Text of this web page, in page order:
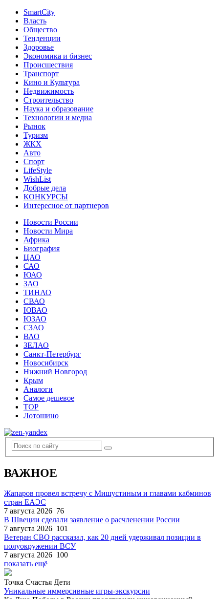
SmartCity
Власть
Общество
Тенденции
Здоровье
Экономика и бизнес
Происшествия
Транспорт
Кино и Культура
Недвижимость
Строительство
Наука и образование
Технологии и медиа
Рынок
Туризм
ЖКХ
Авто
Спорт
LifeStyle
WishList
Добрые дела
КОНКУРСЫ
Интересное от партнеров
Новости России
Новости Мира
Африка
Биография
ЦАО
САО
ЮАО
ЗАО
ТИНАО
СВАО
ЮВАО
ЮЗАО
СЗАО
ВАО
ЗЕЛАО
Санкт-Петербург
Новосибирск
Нижний Новгород
Крым
Аналоги
Самое дешевое
TOP
Лотошино
ВАЖНОЕ
Жапаров провел встречу с Мишустиным и главами кабминов
стран ЕАЭС
7 августа 2026 76
В Швеции сделали заявление о расчленении России
7 августа 2026 101
Ветеран СВО рассказал, как 20 дней удерживал позиции в
полуокружении ВСУ
7 августа 2026 100
показать ещё
Точка Счастья Дети
Уникальные иммерсивные игры-экскурсии